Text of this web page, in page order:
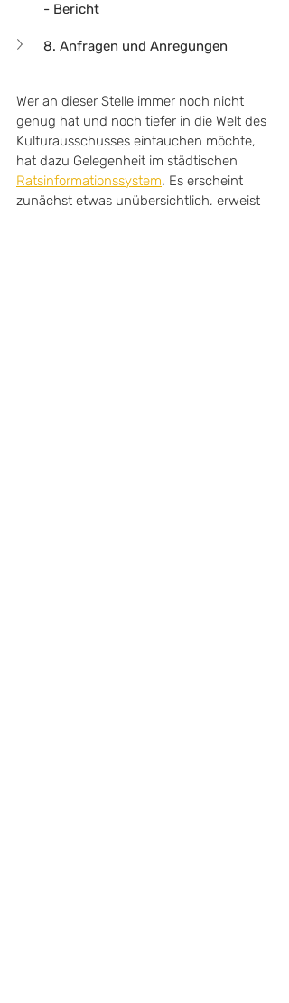
- Bericht
8. Anfragen und Anregungen
Wer an dieser Stelle immer noch nicht
genug hat und noch tiefer in die Welt des
Kulturausschusses eintauchen möchte,
hat dazu Gelegenheit im städtischen
Ratsinformationssystem. Es erscheint
zunächst etwas unübersichtlich, erweist